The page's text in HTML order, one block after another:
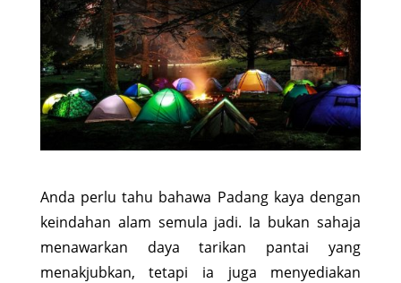
Anda perlu tahu bahawa Padang kaya dengan
keindahan alam semula jadi. Ia bukan sahaja
menawarkan daya tarikan pantai yang
menakjubkan, tetapi ia juga menyediakan